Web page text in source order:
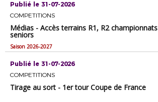
Publié le 31-07-2026
COMPETITIONS
Médias - Accès terrains R1, R2 championnats
seniors
Saison 2026-2027
Publié le 31-07-2026
COMPETITIONS
Tirage au sort - 1er tour Coupe de France